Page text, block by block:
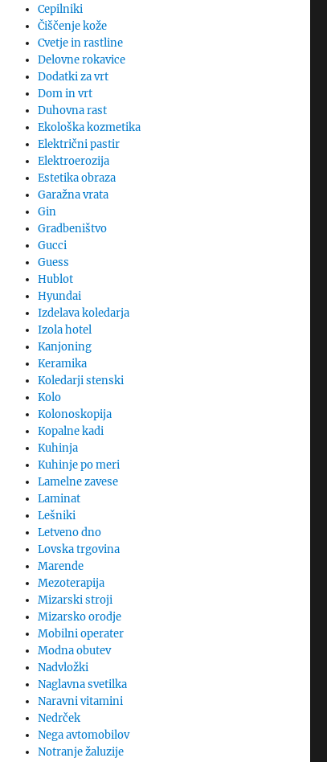
Cepilniki
Čiščenje kože
Cvetje in rastline
Delovne rokavice
Dodatki za vrt
Dom in vrt
Duhovna rast
Ekološka kozmetika
Električni pastir
Elektroerozija
Estetika obraza
Garažna vrata
Gin
Gradbeništvo
Gucci
Guess
Hublot
Hyundai
Izdelava koledarja
Izola hotel
Kanjoning
Keramika
Koledarji stenski
Kolo
Kolonoskopija
Kopalne kadi
Kuhinja
Kuhinje po meri
Lamelne zavese
Laminat
Lešniki
Letveno dno
Lovska trgovina
Marende
Mezoterapija
Mizarski stroji
Mizarsko orodje
Mobilni operater
Modna obutev
Nadvložki
Naglavna svetilka
Naravni vitamini
Nedrček
Nega avtomobilov
Notranje žaluzije